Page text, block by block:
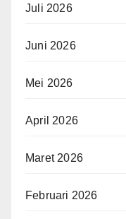
Juli 2026
Juni 2026
Mei 2026
April 2026
Maret 2026
Februari 2026